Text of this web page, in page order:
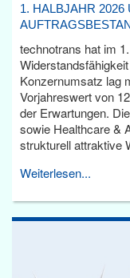
1. HALBJAHR 2026
technotrans hat im
Konzernumsatz lag
Vorjahreswert von
der Erwartungen.
sowie Healthcare &
strukturell attraktive
Weiterlesen...